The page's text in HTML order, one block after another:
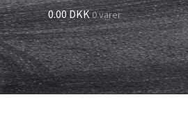
0.00 DKK0 varer